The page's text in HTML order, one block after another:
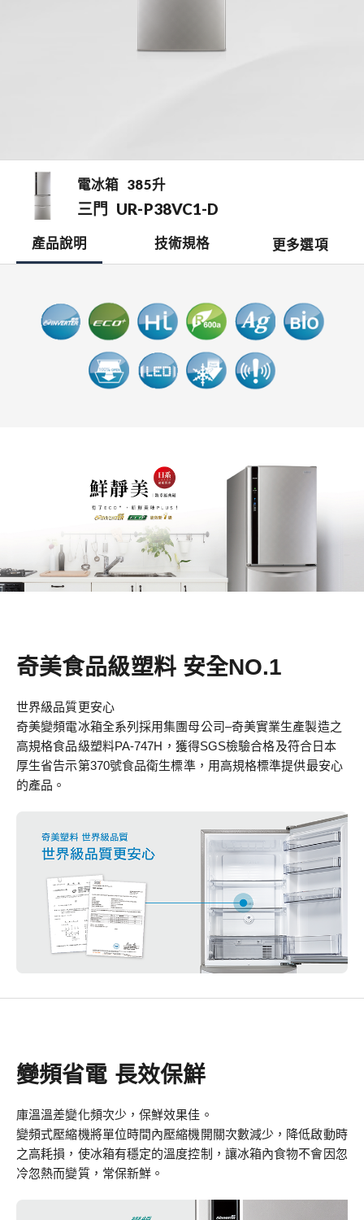
電冰箱 385升
三門 UR-P38VC1-D
產品說明 技術規格 更多選項
奇美食品級塑料 安全NO.1
世界級品質更安心
奇美變頻電冰箱全系列採用集團母公司–奇美實業生產製造之
高規格食品級塑料PA-747H，獲得SGS檢驗合格及符合日本
厚生省告示第370號食品衛生標準，用高規格標準提供最安心
的產品。
變頻省電 長效保鮮
庫溫溫差變化頻次少，保鮮效果佳。
變頻式壓縮機將單位時間內壓縮機開關次數減少，降低啟動時
之高耗損，使冰箱有穩定的溫度控制，讓冰箱內食物不會因忽
冷忽熱而變質，常保新鮮。